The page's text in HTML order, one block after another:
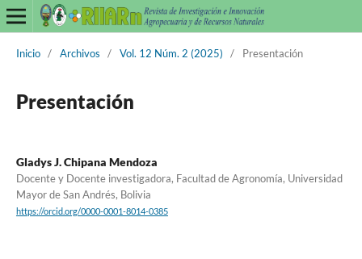
Inicio / Archivos / Vol. 12 Núm. 2 (2025) / Presentación
Presentación
Gladys J. Chipana Mendoza
Docente y Docente investigadora, Facultad de Agronomía, Universidad
Mayor de San Andrés, Bolivia
https://orcid.org/0000-0001-8014-0385